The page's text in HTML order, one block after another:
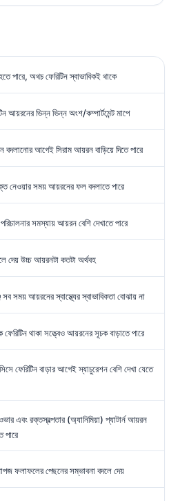
পারে, অথচ ফেরিটিন স্বাভাবিকই থাকে
আয়রনের ভিন্ন ভিন্ন অংশ/কম্পার্টমেন্ট মাপে
বদলানোর আগেই সিরাম আয়রন বাড়িয়ে দিতে পারে
নেওয়ার সময় আয়রনের ফল বদলাতে পারে
সমস্যায় আয়রন বেশি দেখাতে পারে
দেয় উচ্চ আয়রনটা কতটা অর্থবহ
সব সময় আয়রনের স্বাস্থ্যের স্বাভাবিকতা বোঝায় না
ফেরিটিন থাকা সত্ত্বেও আয়রনের সূচক বাড়াতে পারে
ফেরিটিন বাড়ার আগেই স্যাচুরেশন বেশি দেখা যেতে
এবং রক্তস্বল্পতার (অ্যানিমিয়া) প্যাটার্ন আয়রন
পারে
ফলাফলের পেছনের সম্ভাবনা বদলে দেয়